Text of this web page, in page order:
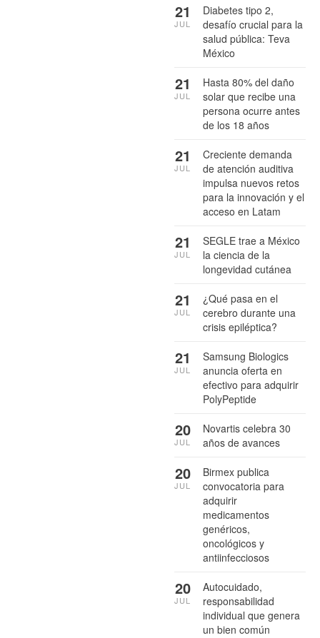
Diabetes tipo 2,
desafío crucial para la
salud pública: Teva
México
21
JUL
Hasta 80% del daño
solar que recibe una
persona ocurre antes
de los 18 años
21
JUL
Creciente demanda
de atención auditiva
impulsa nuevos retos
para la innovación y el
acceso en Latam
21
JUL
SEGLE trae a México
la ciencia de la
longevidad cutánea
21
JUL
¿Qué pasa en el
cerebro durante una
crisis epiléptica?
21
JUL
Samsung Biologics
anuncia oferta en
efectivo para adquirir
PolyPeptide
21
JUL
Novartis celebra 30
años de avances
20
JUL
Birmex publica
convocatoria para
adquirir
medicamentos
genéricos,
oncológicos y
antiinfecciosos
20
JUL
Autocuidado,
responsabilidad
individual que genera
un bien común
20
JUL